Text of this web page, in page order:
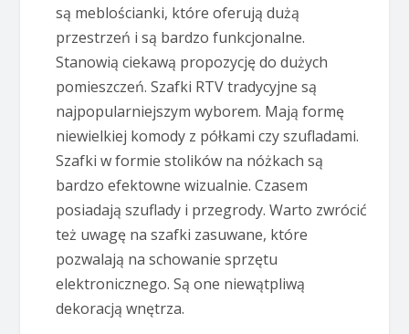
są meblościanki, które oferują dużą
przestrzeń i są bardzo funkcjonalne.
Stanowią ciekawą propozycję do dużych
pomieszczeń. Szafki RTV tradycyjne są
najpopularniejszym wyborem. Mają formę
niewielkiej komody z półkami czy szufladami.
Szafki w formie stolików na nóżkach są
bardzo efektowne wizualnie. Czasem
posiadają szuflady i przegrody. Warto zwrócić
też uwagę na szafki zasuwane, które
pozwalają na schowanie sprzętu
elektronicznego. Są one niewątpliwą
dekoracją wnętrza.